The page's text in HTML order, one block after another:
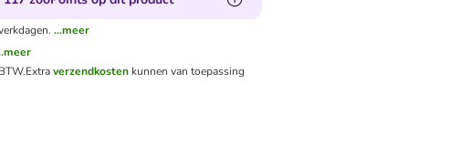
...meer
Extraverzendkosten kunnen van toepassing